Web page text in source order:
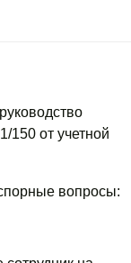
150 от учетной
вопросы: